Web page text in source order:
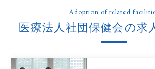
Adoption of related
医療法人社団保健会の求